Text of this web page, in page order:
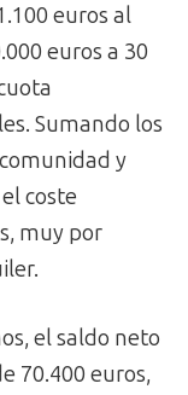
euros al
euros a 30
Sumando los
y
coste
muy por
el saldo neto
70.400 euros,